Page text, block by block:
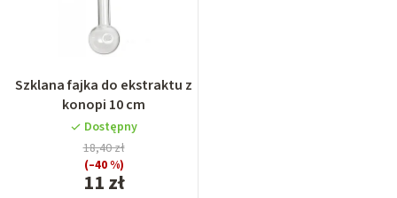
Szklana fajka do ekstraktu z
konopi 10 cm
Dostępny
11 zł
18,40 zł
(–40 %)